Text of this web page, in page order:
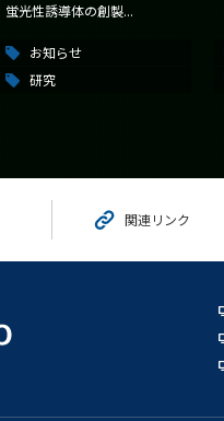
蛍光性誘導体の創製...
お知らせ
研究
関連リンク